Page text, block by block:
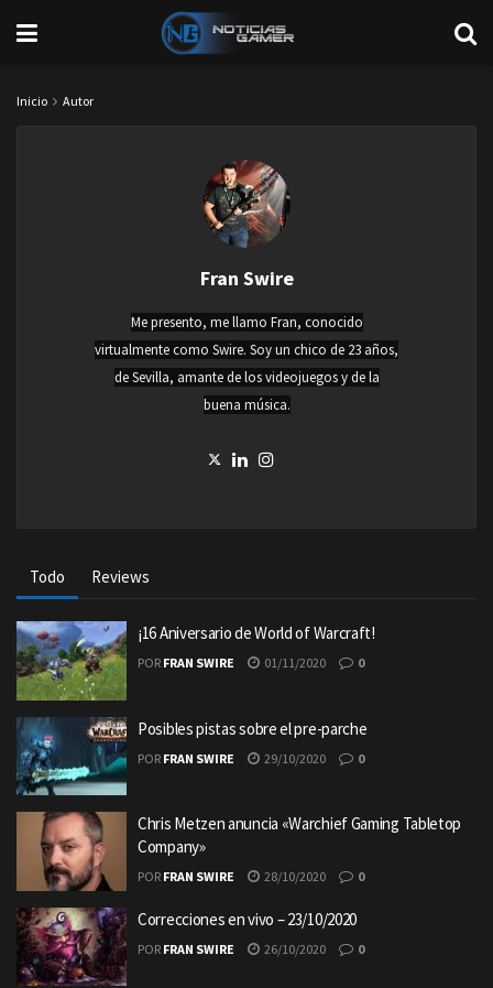
Inicio Autor
Fran Swire
Me presento, me llamo Fran, conocido
virtualmente como Swire. Soy un chico de 23 años,
de Sevilla, amante de los videojuegos y de la
buena música.
Todo Reviews
¡16 Aniversario de World of Warcraft!
POR FRAN SWIRE 01/11/2020 0
Posibles pistas sobre el pre-parche
POR FRAN SWIRE 29/10/2020 0
Chris Metzen anuncia «Warchief Gaming Tabletop
Company»
POR FRAN SWIRE 28/10/2020 0
Correcciones en vivo – 23/10/2020
POR FRAN SWIRE 26/10/2020 0